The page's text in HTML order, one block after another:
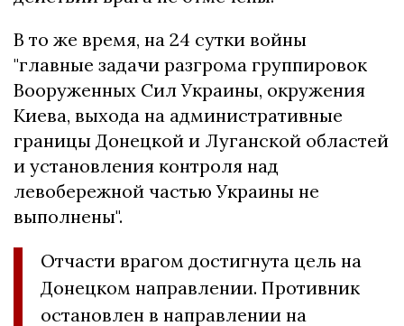
В то же время, на 24 сутки войны
"главные задачи разгрома группировок
Вооруженных Сил Украины, окружения
Киева, выхода на административные
границы Донецкой и Луганской областей
и установления контроля над
левобережной частью Украины не
выполнены".
Отчасти врагом достигнута цель на
Донецком направлении. Противник
остановлен в направлении на